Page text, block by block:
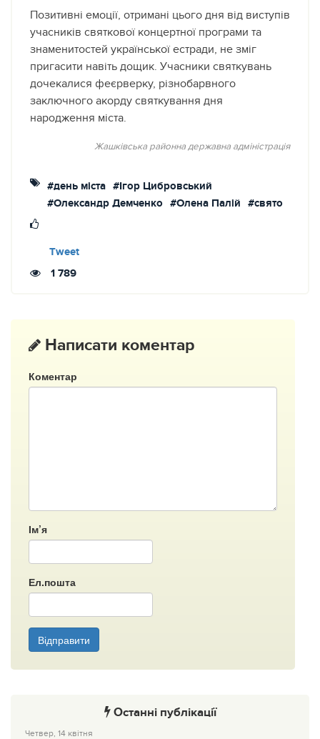
Позитивні емоції, отримані цього дня від виступів
учасників святкової концертної програми та
знаменитостей української естради, не зміг
пригасити навіть дощик. Учасники святкувань
дочекалися феєрверку, різнобарвного
заключного акорду святкування дня
народження міста.
Жашківська районна державна адміністрація
#день міста #Ігор Цибровський
#Олександр Демченко
#Олена Палій #свято
Tweet
1 789
Написати коментар
Коментар
Ім’я
Ел.пошта
Відправити
Останні публікації
Четвер, 14 квітня